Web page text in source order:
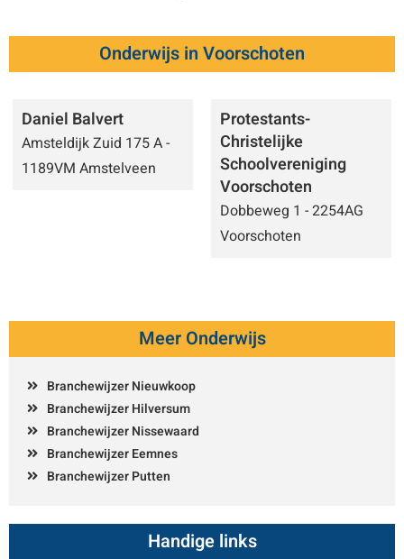
Onderwijs in Voorschoten
Daniel Balvert
Amsteldijk Zuid 175 A -
1189VM Amstelveen
Protestants-
Christelijke
Schoolvereniging
Voorschoten
Dobbeweg 1 - 2254AG
Voorschoten
Meer Onderwijs
Branchewijzer Nieuwkoop
Branchewijzer Hilversum
Branchewijzer Nissewaard
Branchewijzer Eemnes
Branchewijzer Putten
Handige links